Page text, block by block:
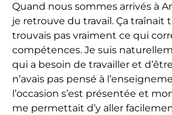
Quand nous sommes arrivés à
je retrouve du travail. Ça traînait
trouvais pas vraiment ce qui
compétences. Je suis
qui a besoin de travailler et
n’avais pas pensé à
l’occasion s’est présentée et
me permettait d’y aller